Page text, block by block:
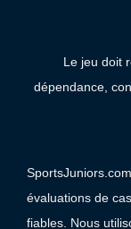
Le jeu doit
dépendance,
évaluations de
fiables. Nous